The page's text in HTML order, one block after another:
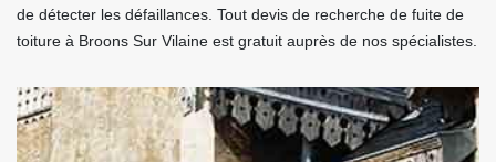
de détecter les défaillances. Tout devis de recherche de fuite de
toiture à Broons Sur Vilaine est gratuit auprès de nos spécialistes.